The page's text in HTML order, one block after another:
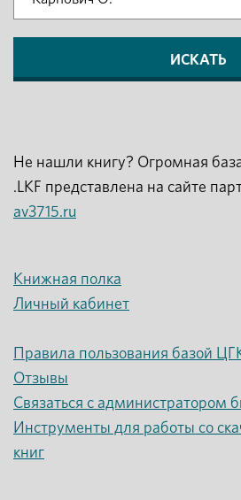
Не нашли книгу? Огромная
.LKF представлена на сайте
av3715.ru
Книжная полка
Личный кабинет
Правила пользования базой
Отзывы
Связаться с администратором
Инструменты для работы со
книг